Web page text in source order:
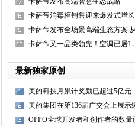
卡萨帝消毒柜销售迎来爆发式增
波无菌仓消毒
卡萨帝发布全场景高端生态方案
阶到平台引领
卡萨帝又一品类领先！空调已居
一
最新独家原创
美的科技月累计奖励已超过5亿元
美的集团在第136届广交会上展示
OPPO全球开发者和创作者的数量